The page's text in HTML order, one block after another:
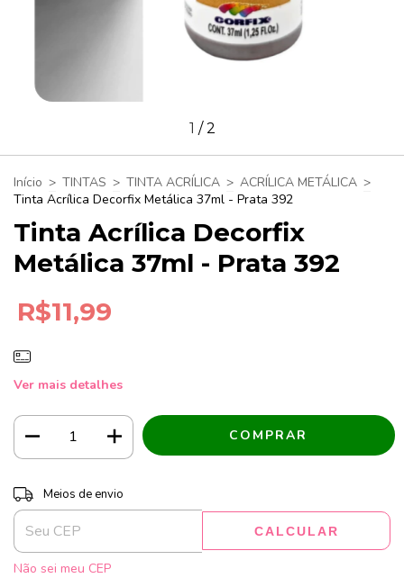
1 /2
Início > TINTAS > TINTA ACRÍLICA > ACRÍLICA METÁLICA >
Tinta Acrílica Decorfix Metálica 37ml - Prata 392
Tinta Acrílica Decorfix
Metálica 37ml - Prata 392
R$11,99
Ver mais detalhes
Entregas para o CEP:
Meios de envio
CALCULAR
Não sei meu CEP